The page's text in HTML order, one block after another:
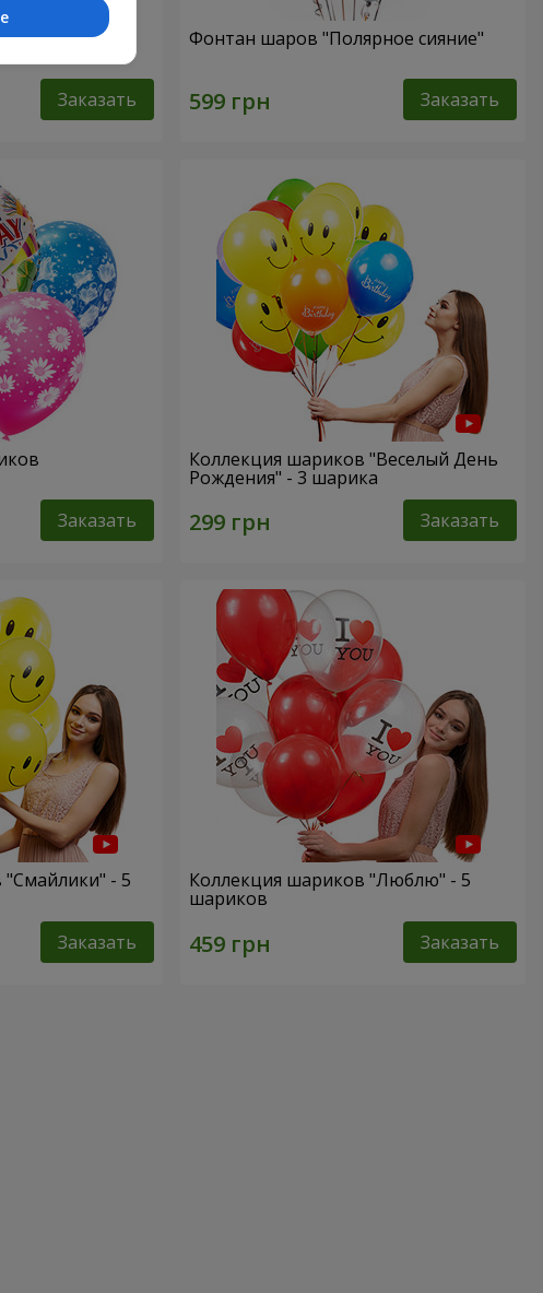
Заказать
Фонтан шаров "Полярное сияние"
Заказать
Заказать
Коллекция шариков "Веселый День
Рождения" - 3 шарика
Заказать
- 5
Заказать
Коллекция шариков "Люблю" - 5
шариков
Заказать